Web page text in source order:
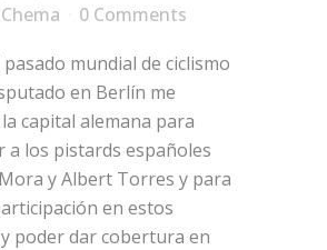
Chema
0 Comments
mundial de ciclismo
en Berlín me
capital alemana para
a los pistards españoles
y Albert Torres y para
en estos
poder dar cobertura en